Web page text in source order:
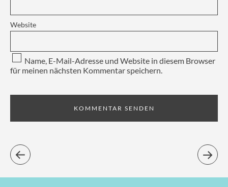
Website
Name, E-Mail-Adresse und Website in diesem Browser
für meinen nächsten Kommentar speichern.